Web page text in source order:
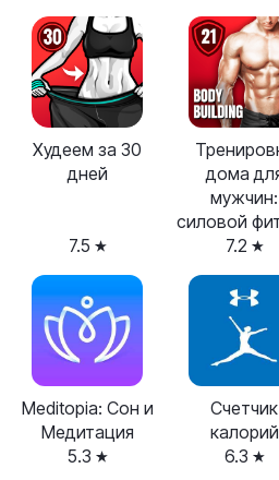
Худеем за 30
дней
7.5
дома
мужчин:
силовой
7.2
Meditopia: Сон и
Медитация
5.3
Счетчик
калорий
6.3